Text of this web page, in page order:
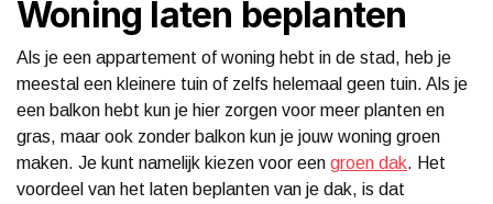
Woning laten beplanten
Als je een appartement of woning hebt in de stad, heb je
meestal een kleinere tuin of zelfs helemaal geen tuin. Als je
een balkon hebt kun je hier zorgen voor meer planten en
gras, maar ook zonder balkon kun je jouw woning groen
maken. Je kunt namelijk kiezen voor een groen dak. Het
voordeel van het laten beplanten van je dak, is dat